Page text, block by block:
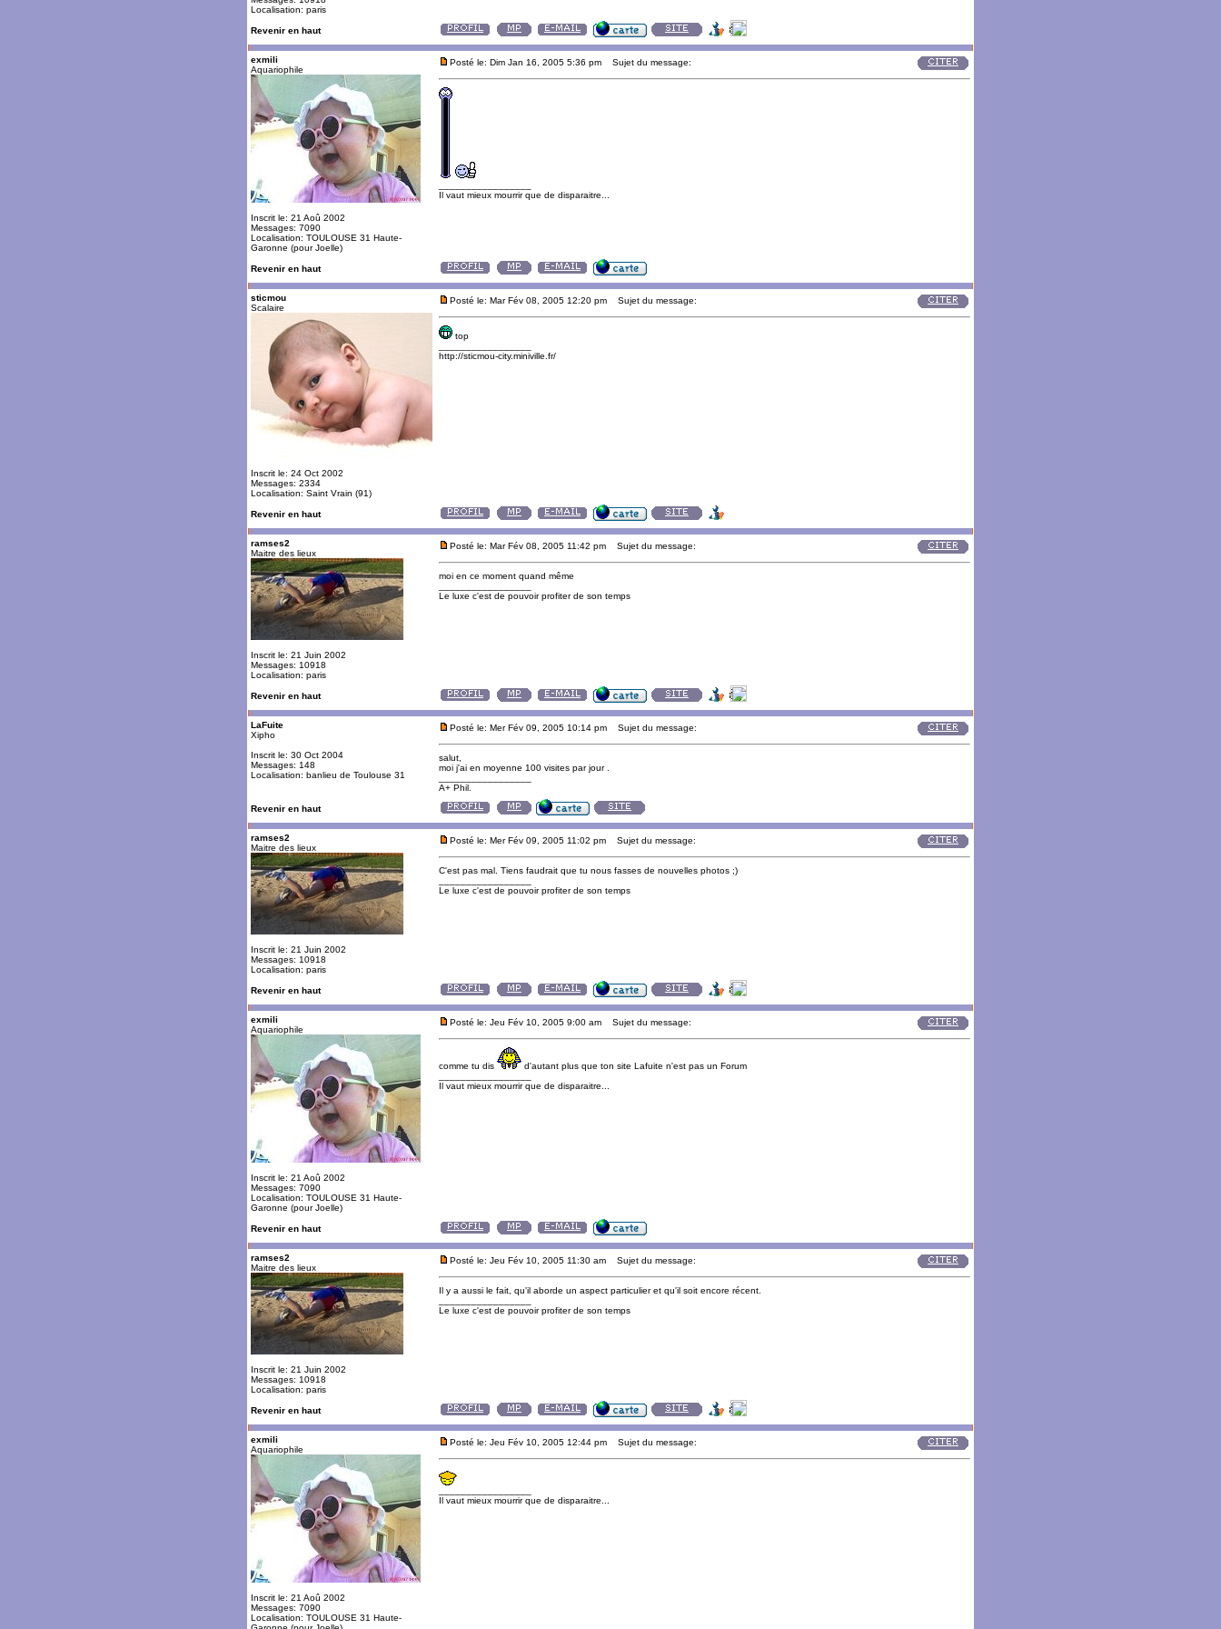
Localisation: paris
Revenir en haut
exmili
Aquariophile
Inscrit le: 21 Aoû 2002
Messages: 7090
Localisation: TOULOUSE 31 Haute-
Garonne (pour Joelle)
Posté le: Dim Jan 16, 2005 5:36 pm Sujet du message:
Il vaut mieux mourrir que de disparaitre...
Revenir en haut
sticmou
Scalaire
Inscrit le: 24 Oct 2002
Messages: 2334
Localisation: Saint Vrain (91)
Posté le: Mar Fév 08, 2005 12:20 pm Sujet du message:
top
http://sticmou-city.miniville.fr/
Revenir en haut
ramses2
Maitre des lieux
Inscrit le: 21 Juin 2002
Messages: 10918
Localisation: paris
Posté le: Mar Fév 08, 2005 11:42 pm Sujet du message:
moi en ce moment quand même
Le luxe c'est de pouvoir profiter de son temps
Revenir en haut
LaFuite
Xipho
Inscrit le: 30 Oct 2004
Messages: 148
Localisation: banlieu de Toulouse 31
Posté le: Mer Fév 09, 2005 10:14 pm Sujet du message:
salut,
moi j'ai en moyenne 100 visites par jour .
A+ Phil.
Revenir en haut
ramses2
Maitre des lieux
Inscrit le: 21 Juin 2002
Messages: 10918
Localisation: paris
Posté le: Mer Fév 09, 2005 11:02 pm Sujet du message:
C'est pas mal. Tiens faudrait que tu nous fasses de nouvelles photos ;)
Le luxe c'est de pouvoir profiter de son temps
Revenir en haut
exmili
Aquariophile
Inscrit le: 21 Aoû 2002
Messages: 7090
Localisation: TOULOUSE 31 Haute-
Garonne (pour Joelle)
Posté le: Jeu Fév 10, 2005 9:00 am Sujet du message:
comme tu dis
d'autant plus que ton site Lafuite n'est pas un Forum
Il vaut mieux mourrir que de disparaitre...
Revenir en haut
ramses2
Maitre des lieux
Inscrit le: 21 Juin 2002
Messages: 10918
Localisation: paris
Posté le: Jeu Fév 10, 2005 11:30 am Sujet du message:
Il y a aussi le fait, qu'il aborde un aspect particulier et qu'il soit encore récent.
Le luxe c'est de pouvoir profiter de son temps
Revenir en haut
exmili
Aquariophile
Inscrit le: 21 Aoû 2002
Messages: 7090
Localisation: TOULOUSE 31 Haute-
Posté le: Jeu Fév 10, 2005 12:44 pm Sujet du message:
Il vaut mieux mourrir que de disparaitre...